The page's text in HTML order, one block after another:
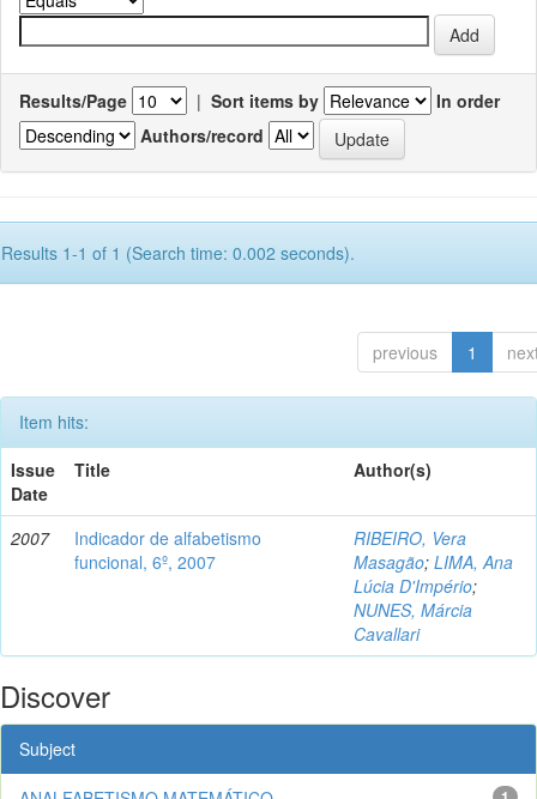
Results/Page | Sort items by
In order
Authors/record
Results 1-1 of 1 (Search time: 0.002 seconds).
previous 1
Item hits:
Issue
Date
Title Author(s)
2007
Indicador de alfabetismo
funcional, 6º, 2007
RIBEIRO, Vera
Masagão; LIMA, Ana
Lúcia D'Império;
NUNES, Márcia
Cavallari
Discover
Subject